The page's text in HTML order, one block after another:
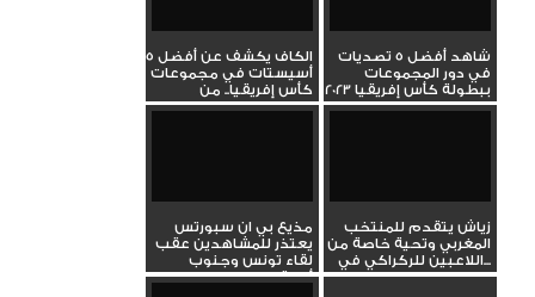
شاهد أفضل 5 تصديات
في دور المجموعات
ببطولة كأس إفريقيا 2023
الكاف يكشف عن أفضل 5
أسيستات في مجموعات
كأس إفريقيا.. من
بينهم...
زياش يتقدم للمنتخب
المغربي وتحية خاصة من
اللاعبين للركراكي في...
مذيع بي ان سبورتس
يعتذر للمشاهدين عقب
لقاء تونس وجنوب
أفريقيا